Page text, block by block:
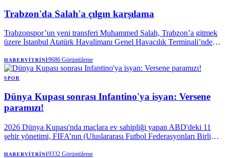
Trabzon'da Salah'a çılgın karşılama
Trabzonspor’un yeni transferi Muhammed Salah, Trabzon’a gitmek
üzere İstanbul Atatürk Havalimanı Genel Havacılık Terminali’nden
HABERVITRINI9686 Görüntüleme
SPOR
Dünya Kupası sonrası Infantino'ya isyan: Versene
paramızı!
2026 Dünya Kupası'nda maçlara ev sahipliği yapan ABD'deki 11
şehir yönetimi, FIFA’nın (Uluslararası Futbol Federasyonları Birliği)
HABERVITRINI9332 Görüntüleme